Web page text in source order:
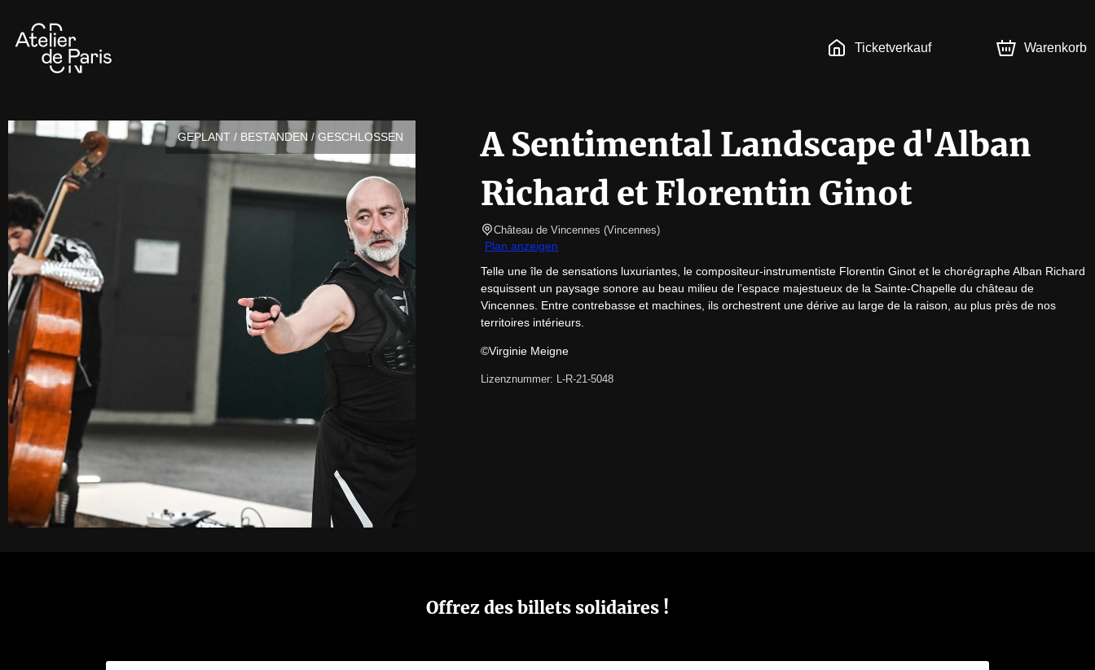
Ticketverkauf Warenkorb
GEPLANT / BESTANDEN / GESCHLOSSEN
A Sentimental Landscape d'Alban
Richard et Florentin Ginot
Château de Vincennes (Vincennes)
Plan anzeigen
Telle une île de sensations luxuriantes, le compositeur-instrumentiste Florentin Ginot et le chorégraphe Alban Richard
esquissent un paysage sonore au beau milieu de l’espace majestueux de la Sainte-Chapelle du château de
Vincennes. Entre contrebasse et machines, ils orchestrent une dérive au large de la raison, au plus près de nos
territoires intérieurs.
©Virginie Meigne
Lizenznummer: L-R-21-5048
Offrez des billets solidaires !